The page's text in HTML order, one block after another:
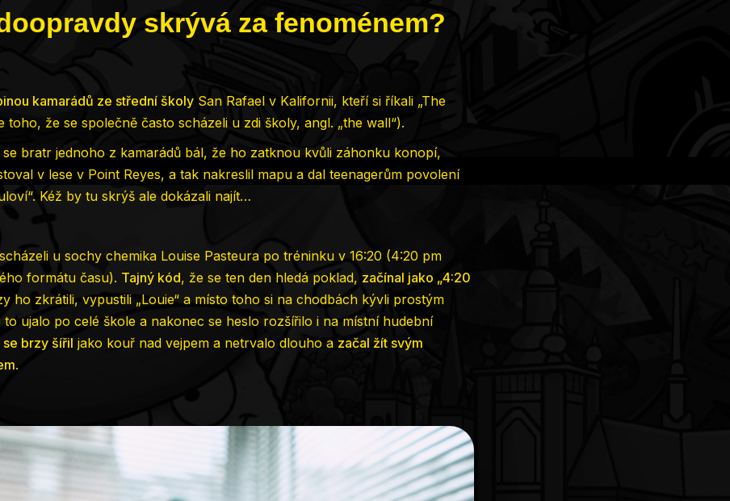
skrývá za fenoménem?
kamarádů ze střední školy San Rafael v Kalifornii, kteří si říkali „The
toho, že se společně často scházeli u zdi školy, angl. „the wall“).
se bratr jednoho z kamarádů bál, že ho zatknou kvůli záhonku konopí,
v lese v Point Reyes, a tak nakreslil mapu a dal teenagerům povolení
Kéž by tu skrýš ale dokázali najít…
u sochy chemika Louise Pasteura po tréninku v 16:20 (4:20 pm
formátu času). Tajný kód, že se ten den hledá poklad, začínal jako „4:20
ho zkrátili, vypustili „Louie“ a místo toho si na chodbách kývli prostým
to ujalo po celé škole a nakonec se heslo rozšířilo i na místní hudební
se brzy šířil jako kouř nad vejpem a netrvalo dlouho a začal žít svým
.